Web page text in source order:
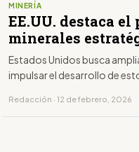
MINERÍA
EE.UU. destaca
minerales
Estados Unidos busca
impulsar el desarrollo de
Redacción · 12 de febrero, 2026